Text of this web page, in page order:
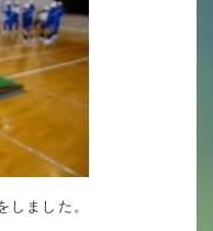
しました。
小学校の一日
館